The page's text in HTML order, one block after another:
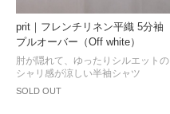
prit｜フレンチリネン平織 5分袖
プルオーバー（Off white）
SOLD OUT
肘が隠れて、ゆったりシルエットの
シャリ感が涼しい半袖シャツ